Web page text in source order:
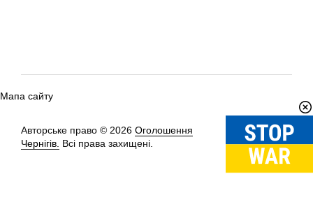
Мапа сайту
Авторське право © 2026 Оголошення
Чернігів. Всі права захищені.
Вгору↑